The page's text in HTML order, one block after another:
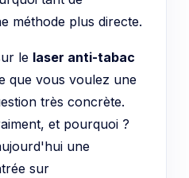
méthode plus directe.
le laser anti-tabac
que vous voulez une
très concrète.
et pourquoi ?
une
sur